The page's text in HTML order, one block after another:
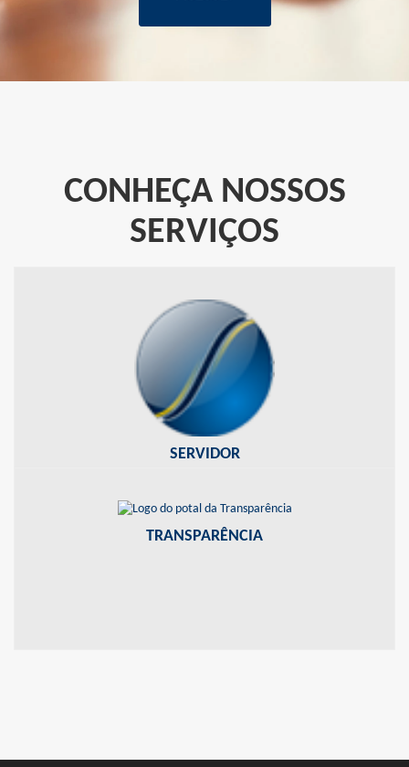
CONHEÇA NOSSOS
SERVIÇOS
SERVIDOR
PORTAL DO SERVIDOR
Acesse ao contracheque, ficha anual, formulários, dentre outros
TRANSPARÊNCIA
PORTAL DA TRANSPARÊNCIA
Informações sobre os recursos públicos ao seu alcance